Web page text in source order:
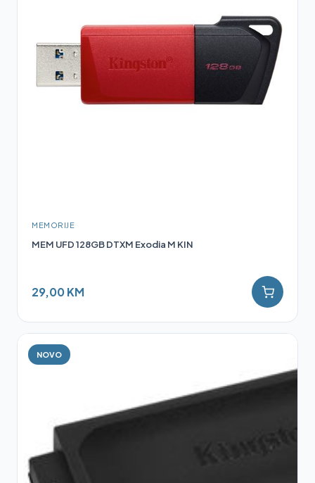
MEMORIJE
MEM UFD 128GB DTXM Exodia M KIN
29,00 KM
NOVO